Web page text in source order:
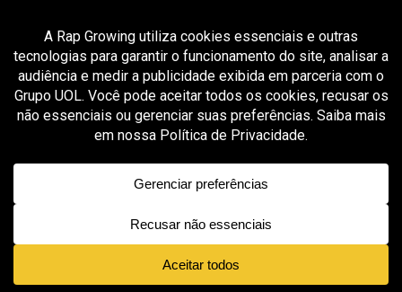
All posts tagged "rap capixaba"
MÚSICA 7 meses ago
Do ponto cego do Sudeste: Kivush sai das
batalhas do Espírito Santo e dá o primeiro
passo na música
NOVIDADES EM ALTA VÍDEOS